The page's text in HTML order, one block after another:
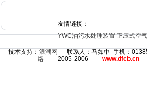
友情链接：
YWC油污水处理装置 正压式空
技术支持： 浪潮网
络
联系人：马如中 手机：
2005-2006 www.dfcb.cn